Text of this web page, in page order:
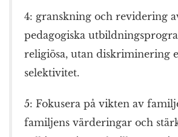
4: granskning och revidering
pedagogiska
religiösa, utan diskriminering
selektivitet.
5: Fokusera på vikten av
familjens värderingar och